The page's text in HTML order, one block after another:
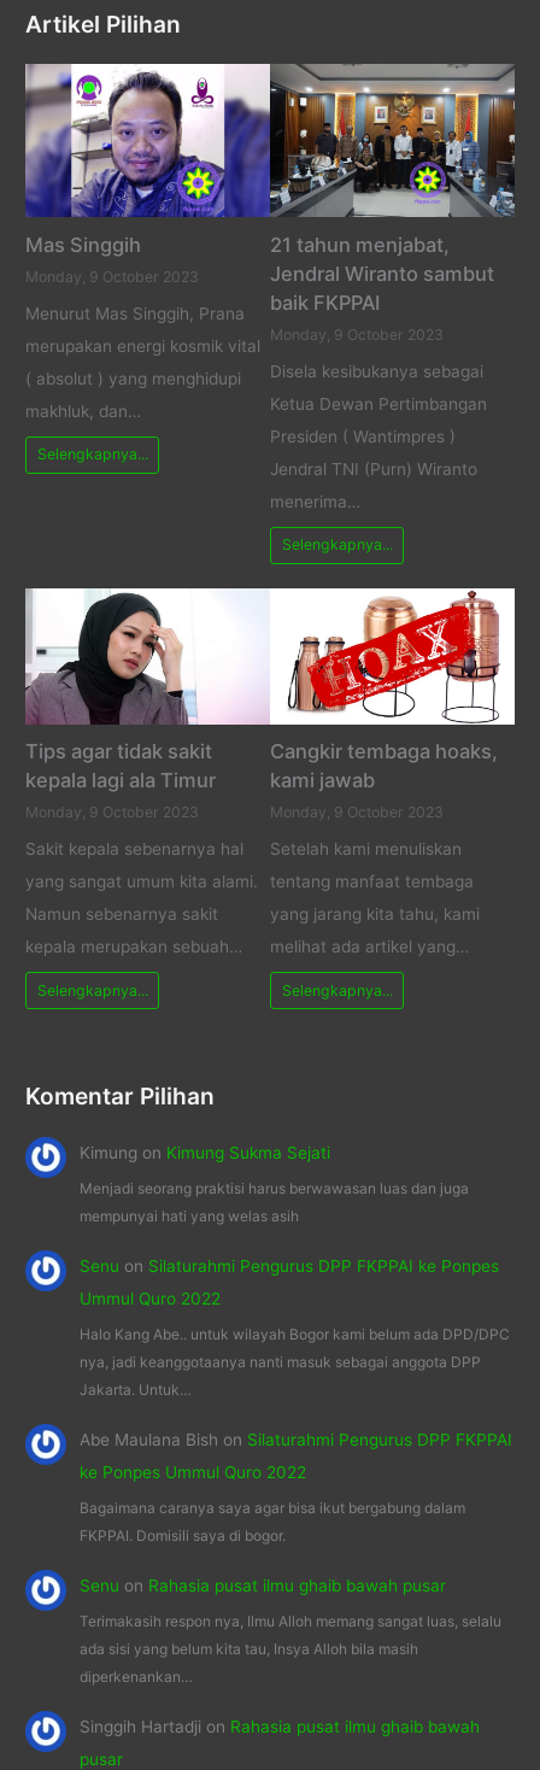
Artikel Pilihan
Mas Singgih
Monday, 9 October 2023
Menurut Mas Singgih, Prana
merupakan energi kosmik vital
( absolut ) yang menghidupi
makhluk, dan…
Selengkapnya...
21 tahun menjabat,
Jendral Wiranto sambut
baik FKPPAI
Monday, 9 October 2023
Disela kesibukanya sebagai
Ketua Dewan Pertimbangan
Presiden ( Wantimpres )
Jendral TNI (Purn) Wiranto
menerima…
Selengkapnya...
Tips agar tidak sakit
kepala lagi ala Timur
Monday, 9 October 2023
Sakit kepala sebenarnya hal
yang sangat umum kita alami.
Namun sebenarnya sakit
kepala merupakan sebuah…
Selengkapnya...
Cangkir tembaga hoaks,
kami jawab
Monday, 9 October 2023
Setelah kami menuliskan
tentang manfaat tembaga
yang jarang kita tahu, kami
melihat ada artikel yang…
Selengkapnya...
Komentar Pilihan
Kimung on Kimung Sukma Sejati
Menjadi seorang praktisi harus berwawasan luas dan juga
mempunyai hati yang welas asih
Senu on Silaturahmi Pengurus DPP FKPPAI ke Ponpes
Ummul Quro 2022
Halo Kang Abe.. untuk wilayah Bogor kami belum ada DPD/DPC
nya, jadi keanggotaanya nanti masuk sebagai anggota DPP
Jakarta. Untuk…
Abe Maulana Bish on Silaturahmi Pengurus DPP FKPPAI
ke Ponpes Ummul Quro 2022
Bagaimana caranya saya agar bisa ikut bergabung dalam
FKPPAI. Domisili saya di bogor.
Senu on Rahasia pusat ilmu ghaib bawah pusar
Terimakasih respon nya, Ilmu Alloh memang sangat luas, selalu
ada sisi yang belum kita tau, Insya Alloh bila masih
diperkenankan…
Singgih Hartadjion Rahasia pusat ilmu ghaib bawah
pusar